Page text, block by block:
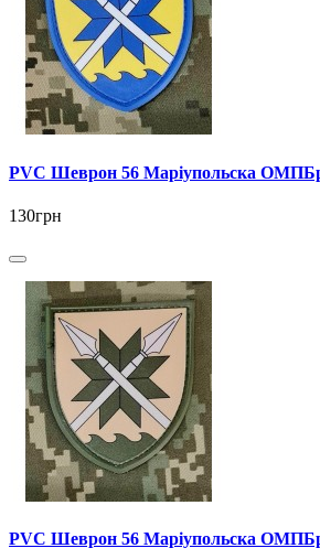
PVC Шеврон 56 Маріупольска
130грн
PVC Шеврон 56 Маріупольска